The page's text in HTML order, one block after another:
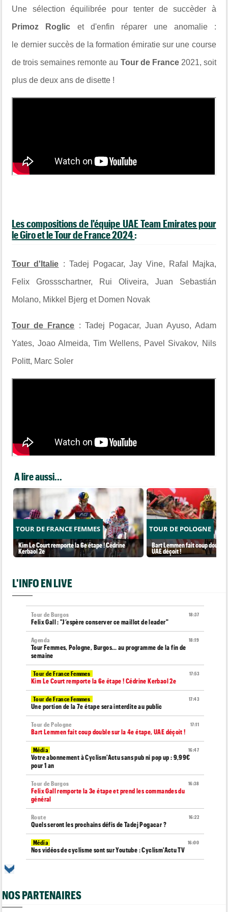
Une sélection équilibrée pour tenter de succèder à
Primoz Roglic et d'enfin réparer une anomalie :
le dernier succès de la formation émiratie sur une course
de trois semaines remonte au Tour de France2021, soit
plus de deux ans de disette !
Les compositions de l'équipe UAE Team Emirates pour
le Giro et le Tour de France 2024:
Tour d'Italie : Tadej Pogacar, Jay Vine, Rafal Majka,
Felix Grossschartner, Rui Oliveira, Juan Sebastián
Molano, Mikkel Bjerg et Domen Novak
Tour de France : Tadej Pogacar, Juan Ayuso, Adam
Yates, Joao Almeida, Tim Wellens, Pavel Sivakov, Nils
Politt, Marc Soler
A lire aussi...
TOUR DE FRANCE FEMMES
Kim Le Court remporte la 6e étape ! Cédrine
Kerbaol 2e
TOUR DE POLOGNE
Bart Lemmen fait coup double
UAE déçoit !
L'INFO EN LIVE
18:37
Tour de Burgos
Felix Gall : "J’espère conserver ce maillot de leader"
18:19
Agenda
Tour Femmes, Pologne, Burgos… au programme de la fin de
semaine
17:53
Tour de France Femmes
Kim Le Court remporte la 6e étape ! Cédrine Kerbaol 2e
17:43
Tour de France Femmes
Une portion de la 7e étape sera interdite au public
17:11
Tour de Pologne
Bart Lemmen fait coup double sur la 4e étape, UAE déçoit !
16:47
Média
Votre abonnement à Cyclism'Actu sans pub ni pop up : 9,99€
pour 1 an
16:38
Tour de Burgos
Felix Gall remporte la 3e étape et prend les commandes du
général
16:22
Route
Quels seront les prochains défis de Tadej Pogacar ?
16:00
Média
Nos vidéos de cyclisme sont sur Youtube : Cyclism'Actu TV
Route
NOS PARTENAIRES